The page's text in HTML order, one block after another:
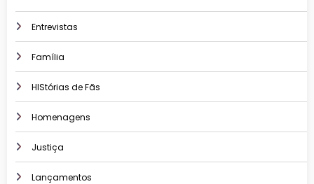
Entrevistas
Família
HIStórias de Fãs
Homenagens
Justiça
Lançamentos